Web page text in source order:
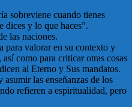
sobreviene cuando tienes
dices y lo que haces”.
las naciones.
para valorar en su contexto y
como para criticar otras cosas
al Eterno y Sus mandatos.
las enseñanzas de los
refieren a espiritualidad, pero